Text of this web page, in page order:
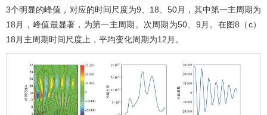
3个明显的峰值，对应的时间尺度为9、18、50月，其中第一主周期为
18月，峰值最显著，为第一主周期。次周期为50、9月。在图8 （c）
18月主周期时间尺度上，平均变化周期为12月。